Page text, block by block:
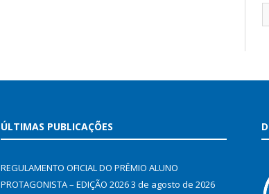
ÚLTIMAS PUBLICAÇÕES
REGULAMENTO OFICIAL DO PRÊMIO ALUNO
PROTAGONISTA – EDIÇÃO 20263 de agosto de 2026